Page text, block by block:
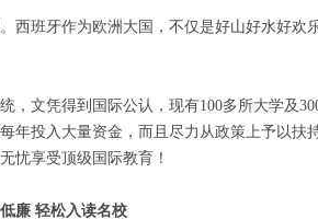
西班牙作为欧洲大国，不仅是好山好水好
，文凭得到国际公认，现有100多所大学及
年投入大量资金，而且尽力从政策上予以扶
忧享受顶级国际教育！
廉 轻松入读名校